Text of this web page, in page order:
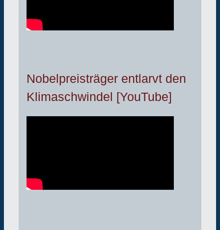
Nobelpreisträger entlarvt den
Klimaschwindel [YouTube]